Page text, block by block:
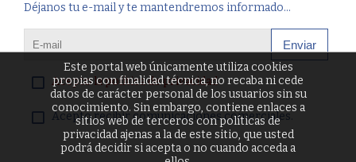
Déjanos tu e-mail y te mantendremos informado...
Enviar
Acepto la política de privacidad
Acepto recibir comunicaciones comerciales.
Este portal web únicamente utiliza cookies
propias con finalidad técnica, no recaba ni cede
datos de carácter personal de los usuarios sin su
conocimiento. Sin embargo, contiene enlaces a
sitios web de terceros con políticas de
privacidad ajenas a la de este sitio, que usted
podrá decidir si acepta o no cuando acceda a